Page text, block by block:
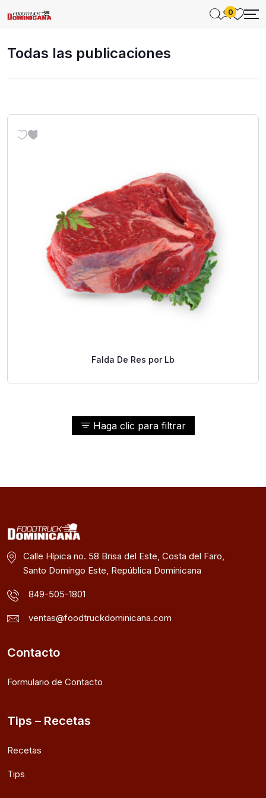
0
Todas las publicaciones
Haga clic para filtrar
Falda De Res por Lb
Calle Hípica no. 58 Brisa del Este, Costa del Faro,
Santo Domingo Este, República Dominicana
849-505-1801
ventas@foodtruckdominicana.com
Contacto
Formulario de Contacto
Tips – Recetas
Recetas
Tips